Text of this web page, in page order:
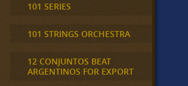
101 SERIES
101 STRINGS ORCHESTRA
12 CONJUNTOS BEAT
ARGENTINOS FOR EXPORT